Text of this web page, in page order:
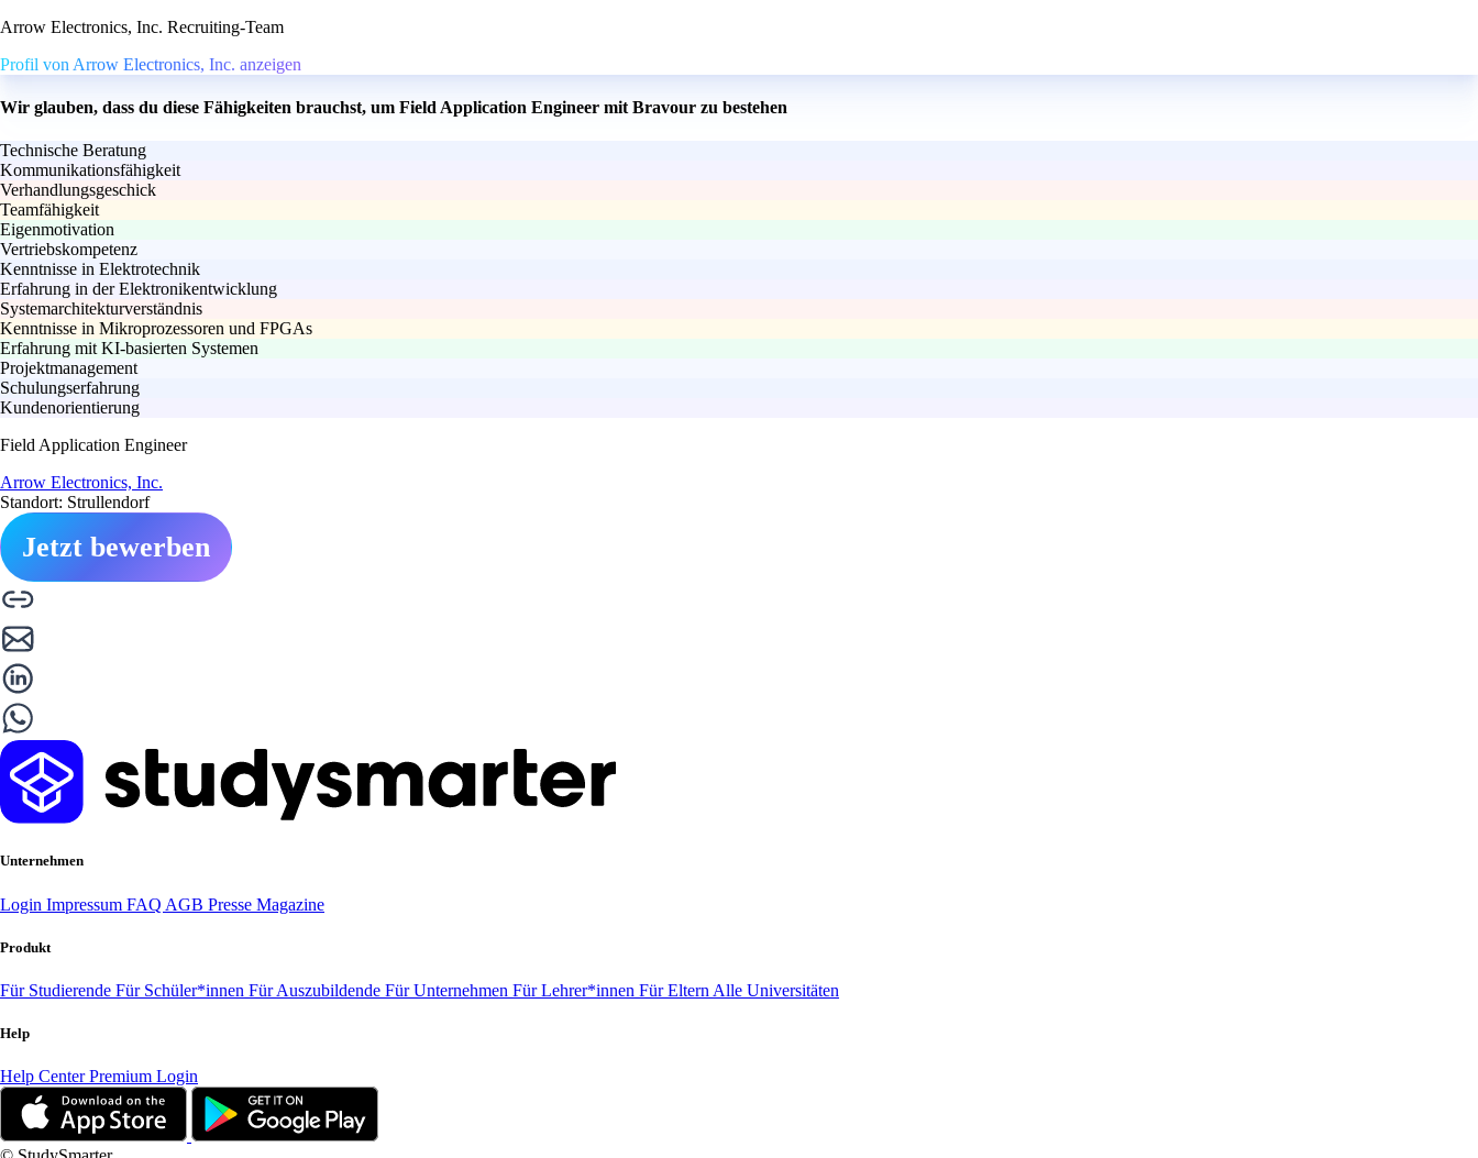
Arrow Electronics, Inc. Recruiting-Team
Profil von Arrow Electronics, Inc. anzeigen
Wir glauben, dass du diese Fähigkeiten brauchst, um Field Application Engineer mit Bravour zu bestehen
Technische Beratung
Kommunikationsfähigkeit
Verhandlungsgeschick
Teamfähigkeit
Eigenmotivation
Vertriebskompetenz
Kenntnisse in Elektrotechnik
Erfahrung in der Elektronikentwicklung
Systemarchitekturverständnis
Kenntnisse in Mikroprozessoren und FPGAs
Erfahrung mit KI-basierten Systemen
Projektmanagement
Schulungserfahrung
Kundenorientierung
Field Application Engineer
Arrow Electronics, Inc.
Standort: Strullendorf
Jetzt bewerben
Unternehmen
Login Impressum FAQ AGB Presse Magazine
Produkt
Für Studierende Für Schüler*innen Für Auszubildende Für Unternehmen Für Lehrer*innen Für Eltern Alle Universitäten
Help
Help CenterPremium Login